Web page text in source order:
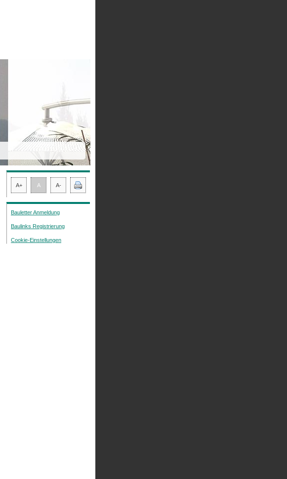
A+ A A-
Bauletter Anmeldung
Baulinks Registrierung
Cookie-Einstellungen